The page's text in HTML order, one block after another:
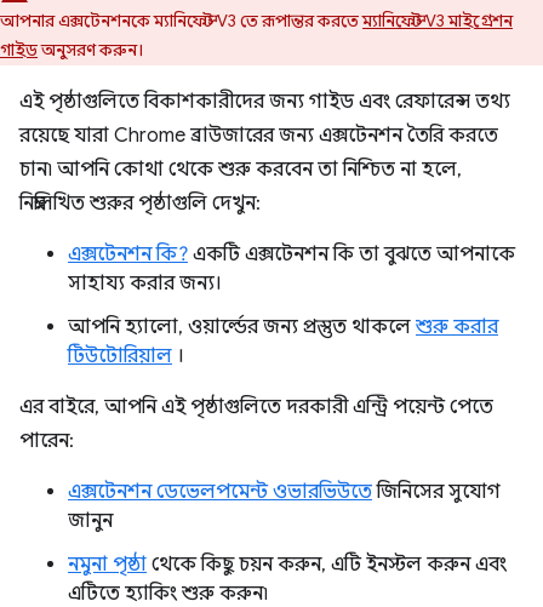
আপনার এক্সটেনশনকে ম্যানিফেস্ট V3 তে রূপান্তর করতেম্যানিফেস্ট V3 মাইগ্রেশন
গাইডঅনুসরণ করুন।
এই পৃষ্ঠাগুলিতে বিকাশকারীদের জন্য গাইড এবং রেফারেন্স তথ্য
রয়েছে যারা Chrome ব্রাউজারের জন্য এক্সটেনশন তৈরি করতে
চান৷ আপনি কোথা থেকে শুরু করবেন তা নিশ্চিত না হলে,
নিম্নলিখিত শুরুর পৃষ্ঠাগুলি দেখুন:
এক্সটেনশন কি? একটি এক্সটেনশন কি তা বুঝতে আপনাকে
সাহায্য করার জন্য।
আপনি হ্যালো, ওয়ার্ল্ডের জন্য প্রস্তুত থাকলে শুরু করার
টিউটোরিয়াল ।
এর বাইরে, আপনি এই পৃষ্ঠাগুলিতে দরকারী এন্ট্রি পয়েন্ট পেতে
পারেন:
এক্সটেনশন ডেভেলপমেন্ট ওভারভিউতেজিনিসের সুযোগ
জানুন
নমুনা পৃষ্ঠা থেকে কিছু চয়ন করুন, এটি ইনস্টল করুন এবং
এটিতে হ্যাকিং শুরু করুন৷